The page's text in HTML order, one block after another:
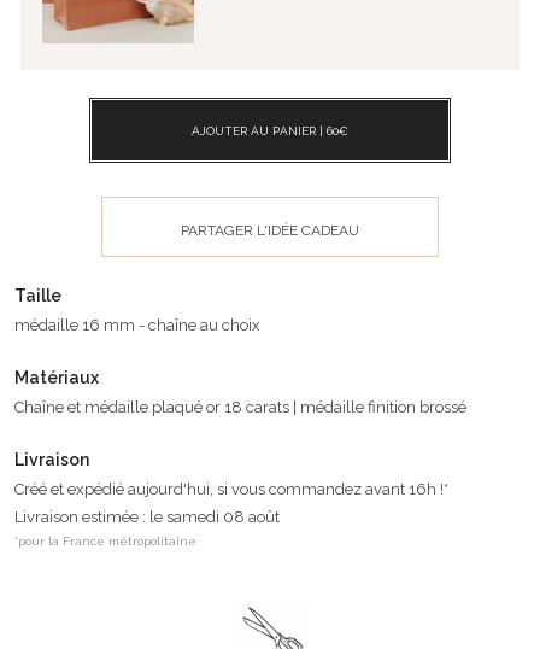
AJOUTER AU PANIER | 60€
PARTAGER L'IDÉE CADEAU
Taille
médaille 16 mm - chaîne au choix
Matériaux
Chaîne et médaille plaqué or 18 carats | médaille finition brossé
Livraison
Créé et expédié aujourd'hui, si vous commandez avant 16h !*
Livraison estimée : le samedi 08 août
*pour la France métropolitaine